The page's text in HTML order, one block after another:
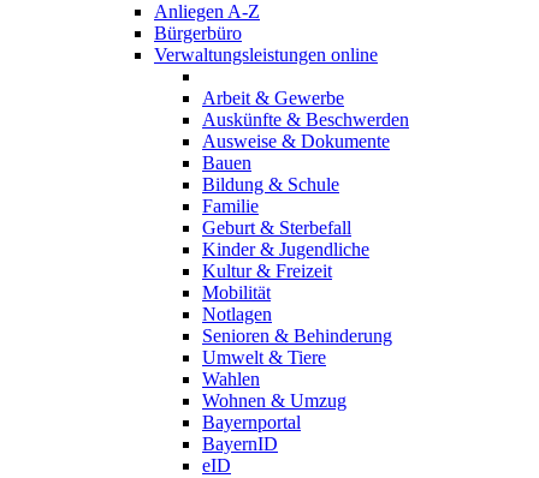
Anliegen A-Z
Bürgerbüro
Verwaltungsleistungen online
Arbeit & Gewerbe
Auskünfte & Beschwerden
Ausweise & Dokumente
Bauen
Bildung & Schule
Familie
Geburt & Sterbefall
Kinder & Jugendliche
Kultur & Freizeit
Mobilität
Notlagen
Senioren & Behinderung
Umwelt & Tiere
Wahlen
Wohnen & Umzug
Bayernportal
BayernID
eID